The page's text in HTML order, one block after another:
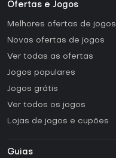
Ofertas e Jogos
Melhores ofertas de jogos
Novas ofertas de jogos
Ver todas as ofertas
Jogos populares
Jogos grátis
Ver todos os jogos
Lojas de jogos e cupões
Guias